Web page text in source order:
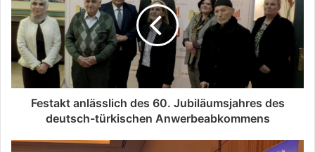
Festakt anlässlich des 60. Jubiläumsjahres des
deutsch-türkischen Anwerbeabkommens